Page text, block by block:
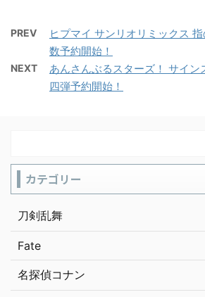
PREV
ヒプマイ サンリオリミックス
数予約開始！
NEXT
あんさんぶるスターズ！ サイン
四弾予約開始！
カテゴリー
刀剣乱舞
Fate
名探偵コナン